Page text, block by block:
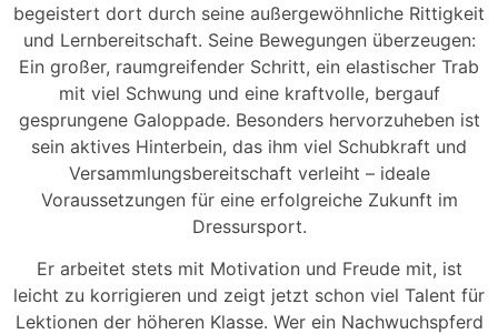
begeistert dort durch seine außergewöhnliche Rittigkeit
und Lernbereitschaft. Seine Bewegungen überzeugen:
Ein großer, raumgreifender Schritt, ein elastischer Trab
mit viel Schwung und eine kraftvolle, bergauf
gesprungene Galoppade. Besonders hervorzuheben ist
sein aktives Hinterbein, das ihm viel Schubkraft und
Versammlungsbereitschaft verleiht – ideale
Voraussetzungen für eine erfolgreiche Zukunft im
Dressursport.
Er arbeitet stets mit Motivation und Freude mit, ist
leicht zu korrigieren und zeigt jetzt schon viel Talent für
Lektionen der höheren Klasse. Wer ein Nachwuchspferd